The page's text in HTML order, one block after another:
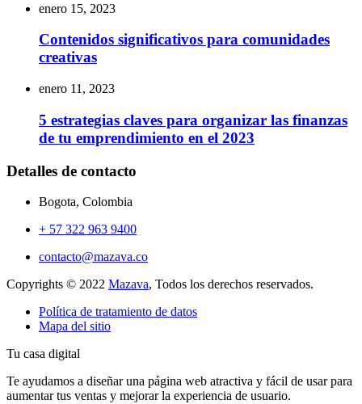
enero 15, 2023
Contenidos significativos para comunidades
creativas
enero 11, 2023
5 estrategias claves para organizar las finanzas
de tu emprendimiento en el 2023
Detalles de contacto
Bogota, Colombia
+ 57 322 963 9400
contacto@mazava.co
Copyrights © 2022 Mazava, Todos los derechos reservados.
Política de tratamiento de datos
Mapa del sitio
Tu casa digital
Te ayudamos a diseñar una página web atractiva y fácil de usar para
aumentar tus ventas y mejorar la experiencia de usuario.